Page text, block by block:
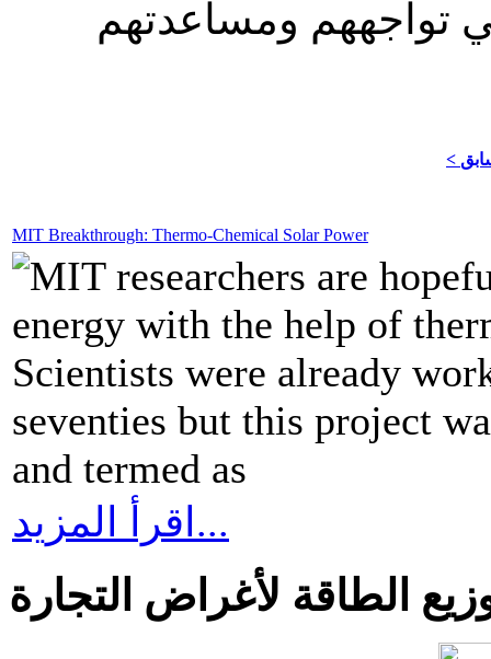
تواجههم ومساعدتهم
MIT Breakthrough: Thermo-Chemical Solar Power
MIT researchers are
energy with the help of
Scientists were already
seventies but this project
and termed as
اقرأ المزيد...
الطاقة لأغراض التجارة